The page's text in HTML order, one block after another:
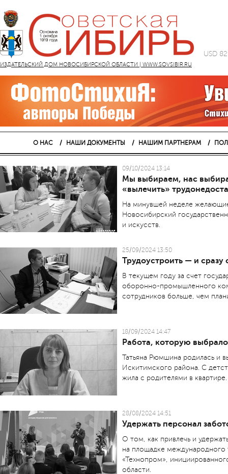
ИЗДАТЕЛЬСКИЙ ДОМ НОВОСИБИРСКОЙ ОБЛАСТИ | WWW.SOVSIBIR.RU
USD
О НАС НАШИ ДОКУМЕНТЫ НАШИМ ПАРТНЕРАМ
09/10/2024 13:14
Мы выбираем, нас
«вылечить»
На минувшей неделе
Новосибирский
и искусств.
25/09/2024 13:50
Трудоустроить — и сразу
В текущем году за счет
оборонно-промышленного
сотрудников больше, чем
18/09/2024 14:47
Работа, которую
Татьяна Рюмшина родилась и
Искитимского района. С
жила с родителями в квартире.
28/08/2024 14:51
Удержать персонал
О том, как привлечь и
на площадке международного
«Технопром»,
области.